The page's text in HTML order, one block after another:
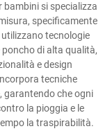
si specializza
specificamente
tecnologie
di alta qualità,
e design
tecniche
garantendo che ogni
la pioggia e le
la traspirabilità.